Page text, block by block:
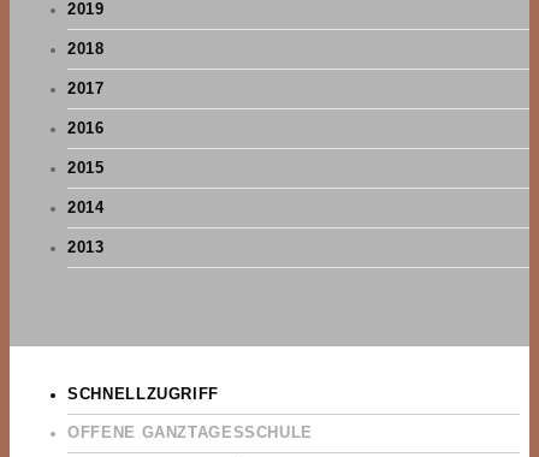
2019
2018
2017
2016
2015
2014
2013
SCHNELLZUGRIFF
OFFENE GANZTAGESSCHULE